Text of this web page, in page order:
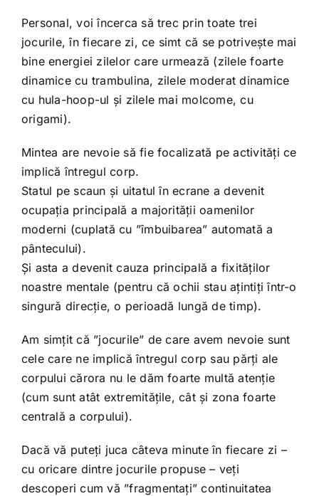
Personal, voi încerca să trec prin toate trei
jocurile, în fiecare zi, ce simt că se potrivește mai
bine energiei zilelor care urmează (zilele foarte
dinamice cu trambulina, zilele moderat dinamice
cu hula-hoop-ul și zilele mai molcome, cu
origami).
Mintea are nevoie să fie focalizată pe activități ce
implică întregul corp.
Statul pe scaun și uitatul în ecrane a devenit
ocupația principală a majorității oamenilor
moderni (cuplată cu ”îmbuibarea” automată a
pântecului).
Și asta a devenit cauza principală a fixităților
noastre mentale (pentru că ochii stau ațintiți într-o
singură direcție, o perioadă lungă de timp).
Am simțit că ”jocurile” de care avem nevoie sunt
cele care ne implică întregul corp sau părți ale
corpului cărora nu le dăm foarte multă atenție
(cum sunt atât extremitățile, cât și zona foarte
centrală a corpului).
Dacă vă puteți juca câteva minute în fiecare zi –
cu oricare dintre jocurile propuse – veți
descoperi cum vă ”fragmentați” continuitatea